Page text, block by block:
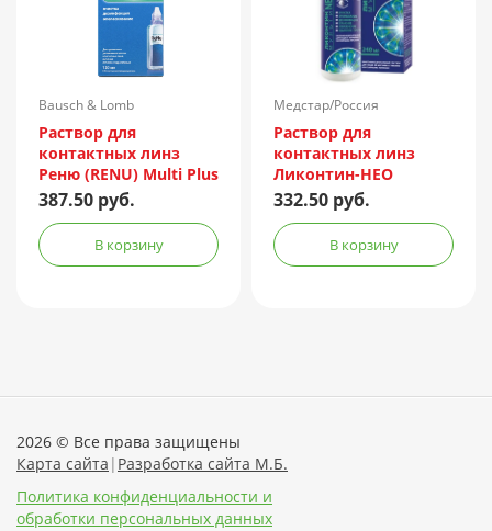
Bausch & Lomb
Incorporated/Италия
Раствор для
контактных линз
Реню (RENU) Multi Plus
120мл + контейнер
387.50 руб.
В корзину
Медстар/Россия
Раствор для
контактных линз
Ликонтин-НЕО
Мульти 240мл
332.50 руб.
В корзину
2026 © Все права защищены
Карта сайта | Разработка сайта М.Б.
Политика конфиденциальности и
обработки персональных данных